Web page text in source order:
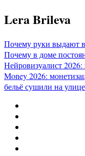
Перейти
к
Lera Brileva
Почему руки выдают
Почему в доме
Нейровизуалист
Money 2026:
бельё сушили на улице